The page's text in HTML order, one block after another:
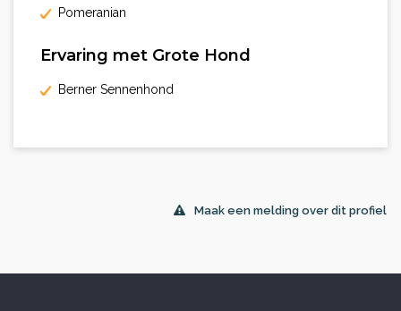
Pomeranian
Ervaring met Grote Hond
Berner Sennenhond
Maak een melding over dit profiel